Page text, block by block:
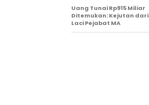
Uang Tunai Rp915 Miliar
Ditemukan: Kejutan dari
Laci Pejabat MA